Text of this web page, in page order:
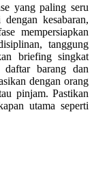
yang paling seru
kesabaran,
mempersiapkan
tanggung
briefing singkat
barang dan
dengan orang
pinjam. Pastikan
utama seperti